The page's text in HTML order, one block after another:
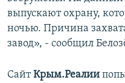
выпускают охрану,
ночью. Причина
завод», ‑ сообщил
СайтКрым.Реалии